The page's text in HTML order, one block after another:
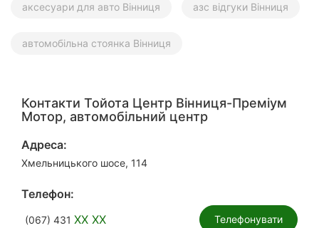
аксесуари для авто Вінниця азс відгуки Вінниця
автомобільна стоянка Вінниця
Контакти Тойота Центр Вінниця-Преміум
Мотор, автомобільний центр
Адреса:
Хмельницького шосе, 114
Телефон:
(067) 431 XX XX Телефонувати